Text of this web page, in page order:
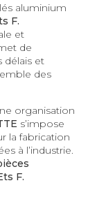
aluminium
F.
et
de
délais et
des
organisation
s’impose
la fabrication
à l’industrie.
F.